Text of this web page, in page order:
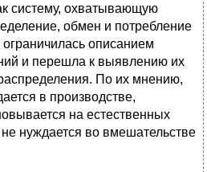
систему, охватывающую
обмен и потребление
ограничилась описанием
и перешла к выявлению их
По их мнению,
в производстве,
на естественных
нуждается во вмешательстве